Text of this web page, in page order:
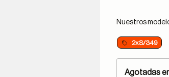
Nuestros
2xS/349
Agotadas